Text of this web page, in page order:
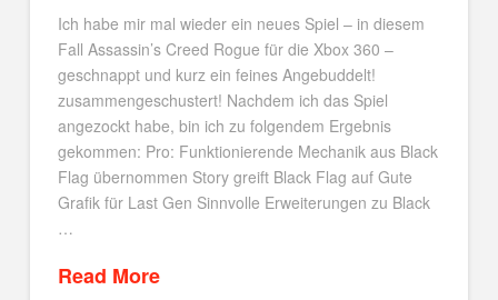
Ich habe mir mal wieder ein neues Spiel – in diesem
Fall Assassin’s Creed Rogue für die Xbox 360 –
geschnappt und kurz ein feines Angebuddelt!
zusammengeschustert! Nachdem ich das Spiel
angezockt habe, bin ich zu folgendem Ergebnis
gekommen: Pro: Funktionierende Mechanik aus Black
Flag übernommen Story greift Black Flag auf Gute
Grafik für Last Gen Sinnvolle Erweiterungen zu Black
…
Read More